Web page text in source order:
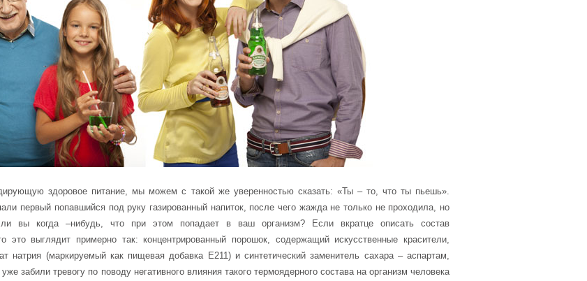
здоровое питание, мы можем с такой же уверенностью сказать: «Ты – то, что ты пьешь».
первый попавшийся под руку газированный напиток, после чего жажда не только не проходила, но
вы когда –нибудь, что при этом попадает в ваш организм? Если вкратце описать состав
то это выглядит примерно так: концентрированный порошок, содержащий искусственные красители,
натрия (маркируемый как пищевая добавка Е211) и синтетический заменитель сахара – аспартам,
забили тревогу по поводу негативного влияния такого термоядерного состава на организм человека